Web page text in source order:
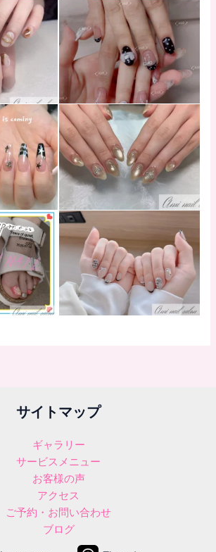
サイトマップ
ギャラリー
サービスメニュー
お客様の声
アクセス
ご予約・お問い合わせ
ブログ